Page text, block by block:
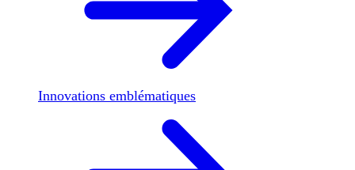
Innovations emblématiques